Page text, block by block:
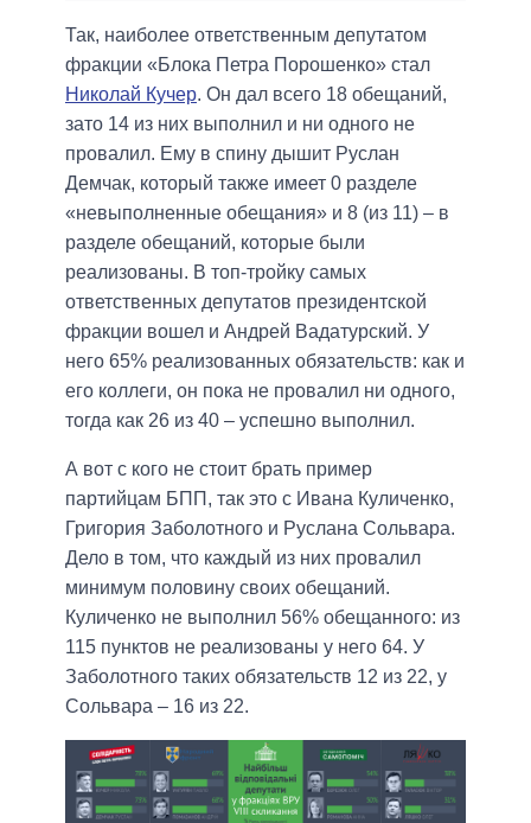
Так, наиболее ответственным депутатом
фракции «Блока Петра Порошенко» стал
Николай Кучер. Он дал всего 18 обещаний,
зато 14 из них выполнил и ни одного не
провалил. Ему в спину дышит Руслан
Демчак, который также имеет 0 разделе
«невыполненные обещания» и 8 (из 11) – в
разделе обещаний, которые были
реализованы. В топ-тройку самых
ответственных депутатов президентской
фракции вошел и Андрей Вадатурский. У
него 65% реализованных обязательств: как и
его коллеги, он пока не провалил ни одного,
тогда как 26 из 40 – успешно выполнил.
А вот с кого не стоит брать пример
партийцам БПП, так это с Ивана Куличенко,
Григория Заболотного и Руслана Сольвара.
Дело в том, что каждый из них провалил
минимум половину своих обещаний.
Куличенко не выполнил 56% обещанного: из
115 пунктов не реализованы у него 64. У
Заболотного таких обязательств 12 из 22, у
Сольвара – 16 из 22.